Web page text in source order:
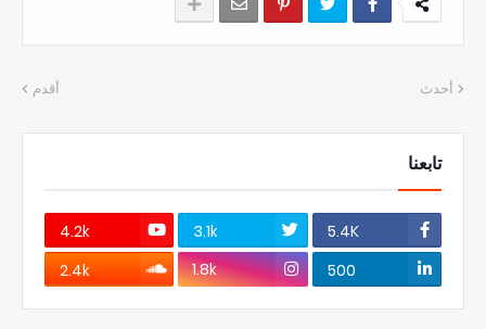
أحدث أقدم
تابعنا
5.4K
3.1k
4.2k
500
1.8k
2.4k